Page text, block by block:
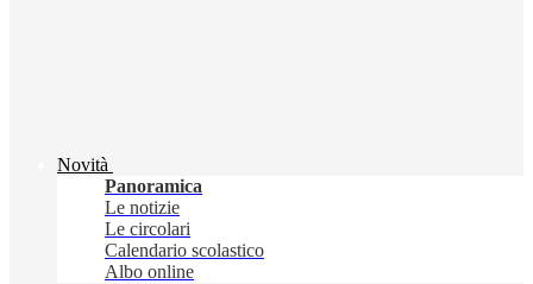
Novità
Panoramica
Le notizie
Le circolari
Calendario scolastico
Albo online